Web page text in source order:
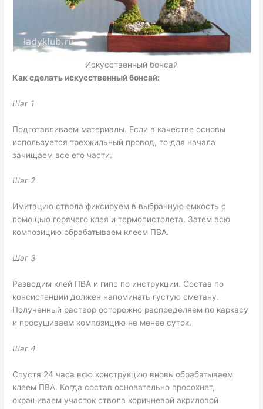
Искусственный бонсай
Как сделать искусственный бонсай:
Шаг 1
Подготавливаем материалы. Если в качестве основы
используется трехжильный провод, то для начала
зачищаем все его части.
Шаг 2
Имитацию ствола фиксируем в выбранную емкость с
помощью горячего клея и термопистолета. Затем всю
композицию обрабатываем клеем ПВА.
Шаг 3
Разводим клей ПВА и гипс по инструкции. Состав по
консистенции должен напоминать густую сметану.
Полученный раствор осторожно распределяем по каркасу
и просушиваем композицию не менее суток.
Шаг 4
Спустя 24 часа всю конструкцию вновь обрабатываем
клеем ПВА. Когда состав основательно просохнет,
окрашиваем участок ствола коричневой акриловой